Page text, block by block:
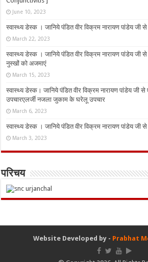
June 10, 2023
स्वास्थ्य डेस्क । जानिये पंडित वीर विक्रम नारायण पांडेय
March 22, 2023
स्वास्थ्य डेस्क । जानिये पंडित वीर विक्रम नारायण पांडेय जी
नुस्‍खों को अजमाएं
March 15, 2023
स्वास्थ्य डेस्क। जानिये पंडित वीर विक्रम नारायण पांडेय जी
उपचारएलर्जी नजला जुकाम के घरेलू उपचार
March 6, 2023
स्वास्थ्य डेस्क । जानिये पंडित वीर विक्रम नारायण पांडेय जी
March 3, 2023
परिचय
Website Developed by - Prabhat